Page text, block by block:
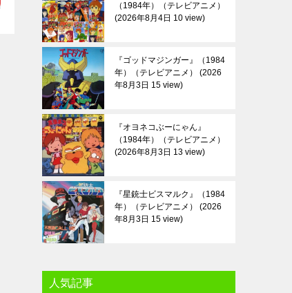
（1984年）（テレビアニメ）
2026年8月4日 10 view
『ゴッドマジンガー』（1984
年）（テレビアニメ）
2026
年8月3日 15 view
『オヨネコぶーにゃん』
（1984年）（テレビアニメ）
2026年8月3日 13 view
『星銃士ビスマルク』（1984
年）（テレビアニメ）
2026
年8月3日 15 view
人気記事